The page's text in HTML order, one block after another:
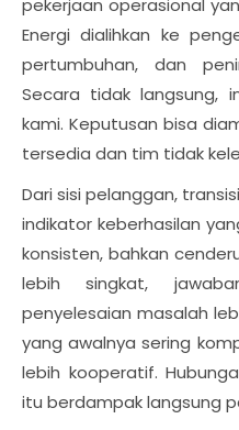
pekerjaan operasional
Energi dialihkan ke
pertumbuhan, dan
Secara tidak langsung,
kami. Keputusan bisa
tersedia dan tim tidak
Dari sisi pelanggan,
indikator keberhasilan
konsisten, bahkan
lebih singkat,
penyelesaian masalah
yang awalnya sering
lebih kooperatif.
itu berdampak langsung